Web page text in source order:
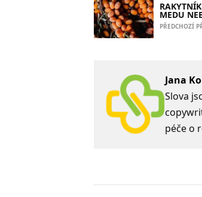
MEDU
PŘEDCHOZÍ
Jana
Slova
péče o